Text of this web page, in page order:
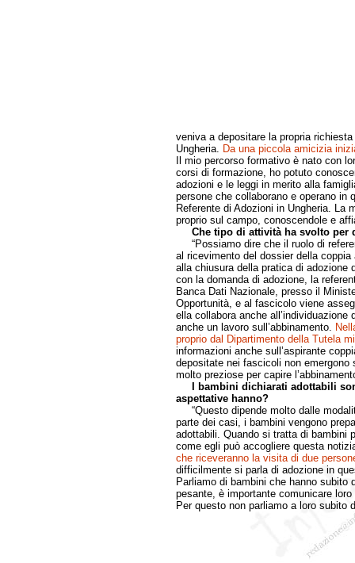
veniva a depositare la propria
Ungheria. Da una piccola amicizia
Il mio percorso formativo è nato con
corsi di formazione, ho potuto
adozioni e le leggi in merito alla
persone che collaborano e operano
Referente di Adozioni in Ungheria. La
proprio sul campo, conoscendole e
Che tipo di attività ha svolto per
“Possiamo dire che il ruolo di
al ricevimento del dossier della
alla chiusura della pratica di adozione
con la domanda di adozione, la
Banca Dati Nazionale, presso il
Opportunità, e al fascicolo viene
ella collabora anche all’individuazione
anche un lavoro sull’abbinamento.
proprio dal Dipartimento della Tutela
informazioni anche sull’aspirante
depositate nei fascicoli non
molto preziose per capire
I bambini dichiarati adottabili
aspettative hanno?
“Questo dipende molto dalle
parte dei casi, i bambini vengono
adottabili. Quando si tratta di bambini
come egli può accogliere questa
che riceveranno la visita di due
difficilmente si parla di adozione in
Parliamo di bambini che hanno subito
pesante, è importante comunicare
Per questo non parliamo a loro subito